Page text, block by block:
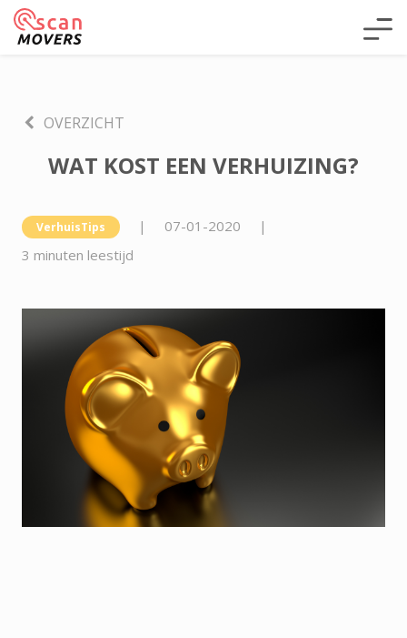
OVERZICHT
WAT KOST EEN VERHUIZING?
VerhuisTips | 07-01-2020
|
3 minuten leestijd